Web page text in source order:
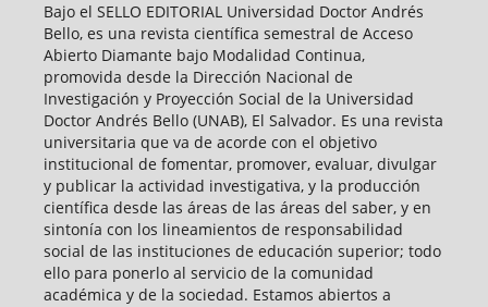
Bajo el SELLO EDITORIAL Universidad Doctor Andrés
Bello, es una revista científica semestral de Acceso
Abierto Diamante bajo Modalidad Continua,
promovida desde la Dirección Nacional de
Investigación y Proyección Social de la Universidad
Doctor Andrés Bello (UNAB), El Salvador. Es una revista
universitaria que va de acorde con el objetivo
institucional de fomentar, promover, evaluar, divulgar
y publicar la actividad investigativa, y la producción
científica desde las áreas de las áreas del saber, y en
sintonía con los lineamientos de responsabilidad
social de las instituciones de educación superior; todo
ello para ponerlo al servicio de la comunidad
académica y de la sociedad. Estamos abiertos a